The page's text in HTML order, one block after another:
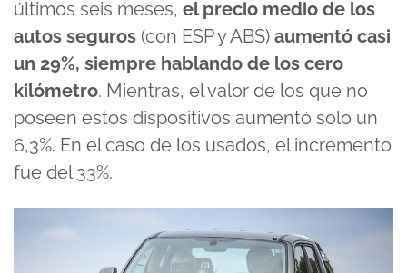
últimos seis meses, el precio medio de los
autos seguros (con ESP y ABS) aumentó casi
un 29%, siempre hablando de los cero
kilómetro. Mientras, el valor de los que no
poseen estos dispositivos aumentó solo un
6,3%. En el caso de los usados, el incremento
fue del 33%.